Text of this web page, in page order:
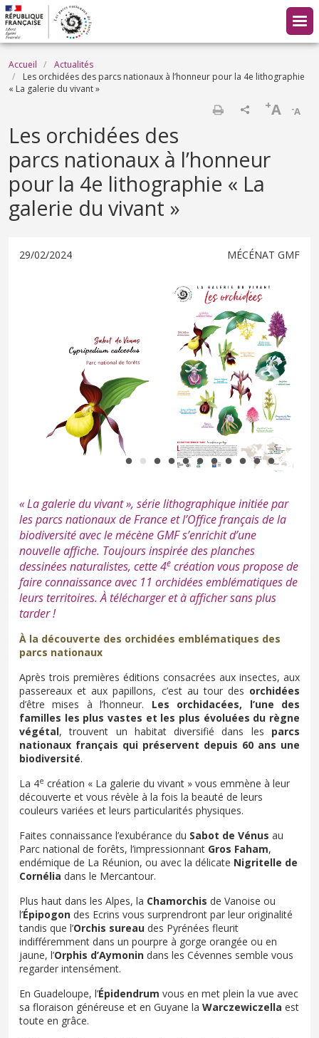
Aller au contenu principal
Fil d'Ariane
Accueil
Actualités
Les orchidées des parcs nationaux à l’honneur pour la 4e lithographie
« La galerie du vivant »
-A
+A
Les orchidées des
parcs nationaux à l’honneur
pour la 4e lithographie « La
galerie du vivant »
29/02/2024 MÉCÉNAT GMF
« La galerie du vivant », série lithographique initiée par
les parcs nationaux de France et l’Office français de la
biodiversité avec le mécène GMF s’enrichit d’une
nouvelle affiche. Toujours inspirée des planches
dessinées naturalistes, cette 4e création vous propose de
faire connaissance avec 11 orchidées emblématiques de
leurs territoires. À télécharger et à afficher sans plus
tarder !
À la découverte des orchidées emblématiques des
parcs nationaux
Après trois premières éditions consacrées aux insectes, aux
passereaux et aux papillons, c’est au tour des orchidées
d’être mises à l’honneur. Les orchidacées, l’une des
familles les plus vastes et les plus évoluées du règne
végétal, trouvent un habitat diversifié dans les parcs
nationaux français qui préservent depuis 60 ans une
biodiversité.
La 4e création « La galerie du vivant » vous emmène à leur
découverte et vous révèle à la fois la beauté de leurs
couleurs variées et leurs particularités physiques.
Faites connaissance l’exubérance du Sabot de Vénus au
Parc national de forêts, l’impressionnant Gros Faham,
endémique de La Réunion, ou avec la délicate Nigritelle de
Cornélia dans le Mercantour.
Plus haut dans les Alpes, la Chamorchis de Vanoise ou
l’Épipogon des Ecrins vous surprendront par leur originalité
tandis que l’Orchis sureau des Pyrénées fleurit
indifféremment dans un pourpre à gorge orangée ou en
jaune, l’Orphis d’Aymonin dans les Cévennes semble vous
regarder intensément.
En Guadeloupe, l’Épidendrum vous en met plein la vue avec
sa floraison généreuse et en Guyane la Warczewiczella est
toute en grâce.